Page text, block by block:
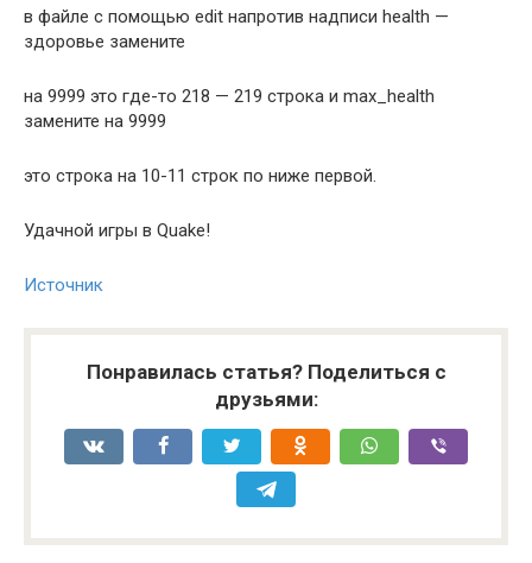
в файле с помощью edit напротив надписи health —
здоровье замените
на 9999 это где-то 218 — 219 строка и max_health
замените на 9999
это строка на 10-11 строк по ниже первой.
Удачной игры в Quake!
Источник
Понравилась статья? Поделиться с
друзьями: